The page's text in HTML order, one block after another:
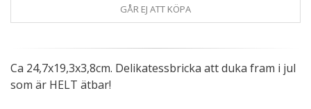
GÅR EJ ATT KÖPA
Ca 24,7x19,3x3,8cm. Delikatessbricka att duka fram i jul
som är HELT ätbar!